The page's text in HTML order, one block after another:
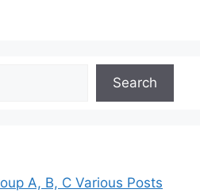
Search
A, B, C Various Posts